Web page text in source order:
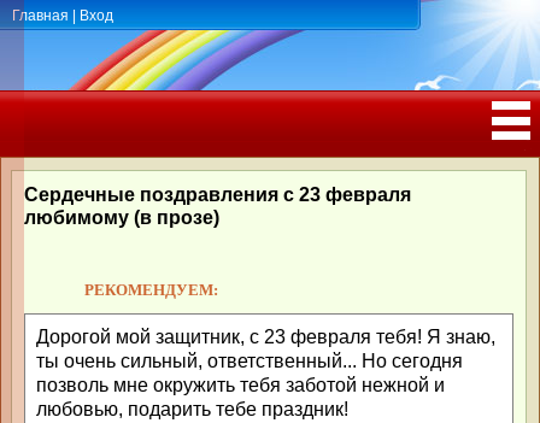
Главная Вход
РОЖДЕНИЯ, ЮБИЛЕЕМ
Сердечные поздравления с 23 февраля
любимому (в прозе)
РЕКОМЕНДУЕМ:
Дорогой мой защитник, с 23 февраля тебя! Я знаю,
ты очень сильный, ответственный... Но сегодня
позволь мне окружить тебя заботой нежной и
любовью, подарить тебе праздник!